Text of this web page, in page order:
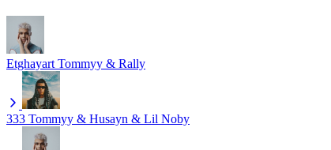
Etghayart Tommyy & Rally
333 Tommyy & Husayn & Lil Noby